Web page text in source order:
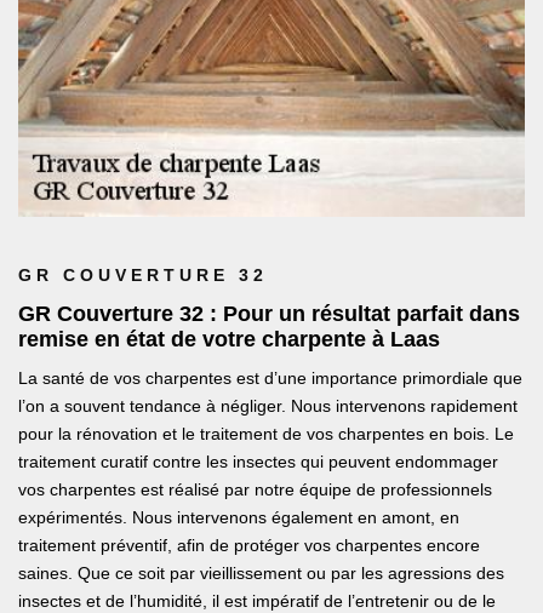
GR COUVERTURE 32
GR Couverture 32 : Pour un résultat parfait dans
remise en état de votre charpente à Laas
La santé de vos charpentes est d’une importance primordiale que
l’on a souvent tendance à négliger. Nous intervenons rapidement
pour la rénovation et le traitement de vos charpentes en bois. Le
traitement curatif contre les insectes qui peuvent endommager
vos charpentes est réalisé par notre équipe de professionnels
expérimentés. Nous intervenons également en amont, en
traitement préventif, afin de protéger vos charpentes encore
saines. Que ce soit par vieillissement ou par les agressions des
insectes et de l’humidité, il est impératif de l’entretenir ou de le